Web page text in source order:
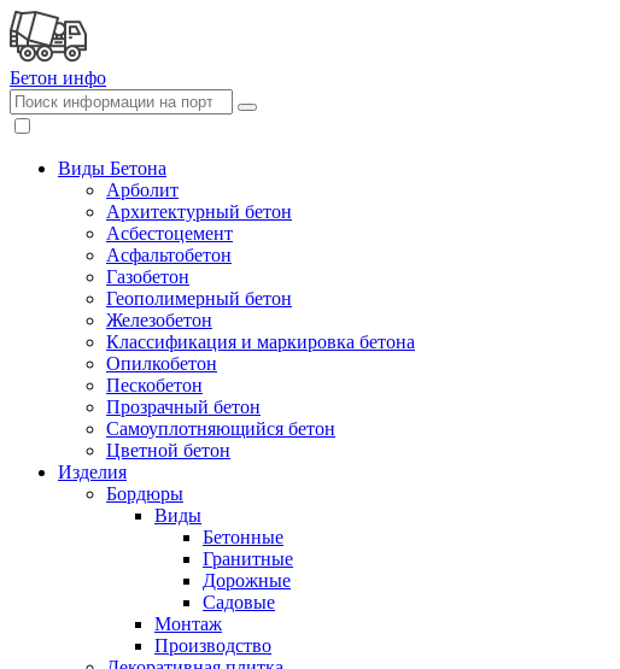
Бетон инфо
Виды Бетона
Арболит
Архитектурный бетон
Асбестоцемент
Асфальтобетон
Газобетон
Геополимерный бетон
Железобетон
Классификация и маркировка бетона
Опилкобетон
Пескобетон
Прозрачный бетон
Самоуплотняющийся бетон
Цветной бетон
Изделия
Бордюры
Виды
Бетонные
Гранитные
Дорожные
Садовые
Монтаж
Производство